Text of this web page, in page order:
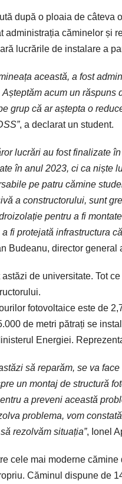
după o ploaia de câteva
administrația căminelor și
lucrările de instalare a
această, a fost
Așteptăm acum un răspuns
grup că ar aștepta o
, a declaratun student.
lucrări au fost finalizate
în anul 2023, ci ca niște
pe patru cămine
a constructorului, sunt
pentru a fi
fi protejată infrastructura
Budeanu, director
de universitate. Totce
fotovoltaice este de
de metri pătrați se
Energiei.
să reparăm, se va face
un montaj de structură
a preveni această
problema, vom constată
rezolvăm situația”, Ionel
cele mai moderne cămine
Căminul dispune de